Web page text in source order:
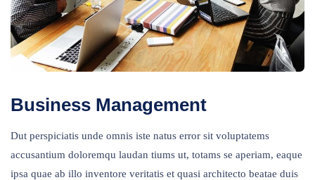
Business Management
Dut perspiciatis unde omnis iste natus error sit voluptatems
accusantium doloremqu laudan tiums ut, totams se aperiam, eaque
ipsa quae ab illo inventore veritatis et quasi architecto beatae duis